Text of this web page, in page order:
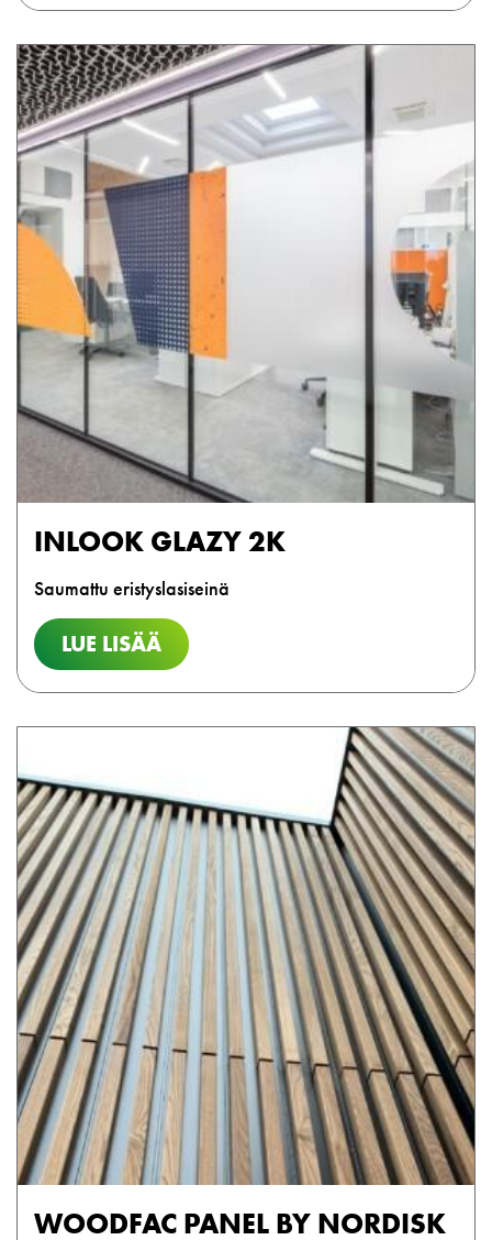
INLOOK GLAZY 2K
Saumattu eristyslasiseinä
LUE LISÄÄ
WOODFAC PANEL BY NORDISK